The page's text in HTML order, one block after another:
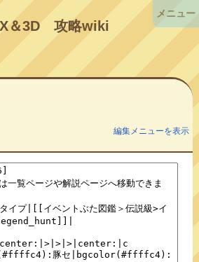
＆3D攻略wiki
編集メニューを表示
メニュー